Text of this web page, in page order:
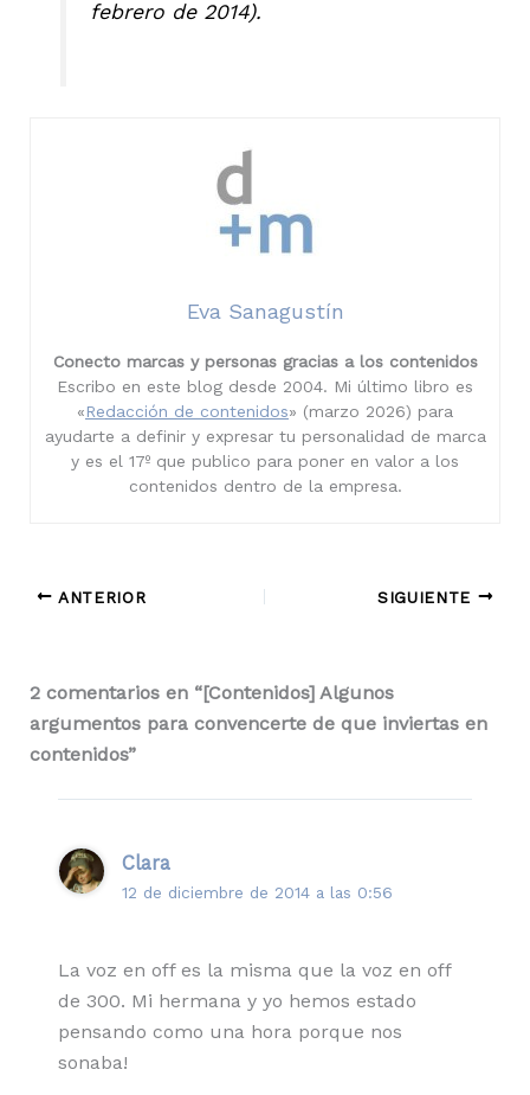
febrero de 2014).
Eva Sanagustín
Conecto marcas y personas gracias a los contenidos
Escribo en este blog desde 2004. Mi último libro es
«Redacción de contenidos» (marzo 2026) para
ayudarte a definir y expresar tu personalidad de marca
y es el 17º que publico para poner en valor a los
contenidos dentro de la empresa.
ANTERIOR SIGUIENTE
2 comentarios en “[Contenidos] Algunos
argumentos para convencerte de que inviertas en
contenidos”
Clara
12 de diciembre de 2014 a las 0:56
La voz en off es la misma que la voz en off
de 300. Mi hermana y yo hemos estado
pensando como una hora porque nos
sonaba!